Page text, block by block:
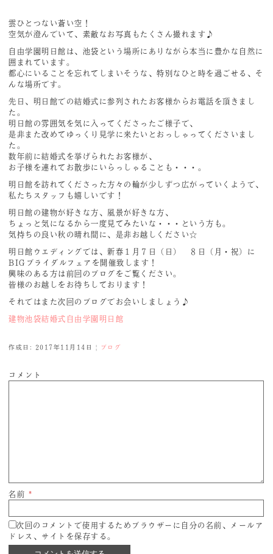
雲ひとつない蒼い空！
空気が澄んでいて、素敵なお写真もたくさん撮れます♪
自由学園明日館は、池袋という場所にありながら本当に豊かな自然に
囲まれています。
都心にいることを忘れてしまいそうな、特別なひと時を過ごせる、そ
んな場所です。
先日、明日館での結婚式に参列されたお客様からお電話を頂きまし
た。
明日館の雰囲気を気に入ってくださったご様子で、
是非また改めてゆっくり見学に来たいとおっしゃってくださいまし
た。
数年前に結婚式を挙げられたお客様が、
お子様を連れてお散歩にいらっしゃることも・・・。
明日館を訪れてくださった方々の輪が少しずつ広がっていくようで、
私たちスタッフも嬉しいです！
明日館の建物が好きな方、風景が好きな方、
ちょっと気になるから一度見てみたいな・・・という方も。
気持ちの良い秋の晴れ間に、是非お越しください☆
明日館ウエディングでは、新春１月７日（日） ８日（月・祝）に
BIGブライダルフェアを開催致します！
興味のある方は前回のブログをご覧ください。
皆様のお越しをお待ちしております！
それではまた次回のブログでお会いしましょう♪
建物池袋結婚式 自由学園明日館
作成日: 2017年11月14日 | ブログ
コメント
名前 *
次回のコメントで使用するためブラウザーに自分の名前、メールア
ドレス、サイトを保存する。